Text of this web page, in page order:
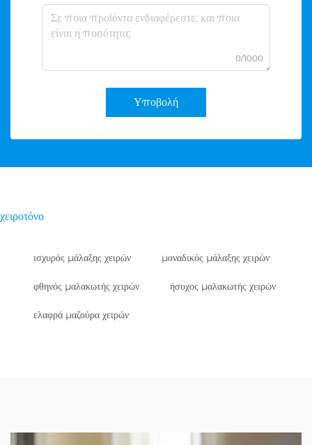
0/1000
Υποβολή
χειροτόνο
ισχυρός μάλαξης χειρών μοναδικός μάλαξης χειρών
φθηνός μαλακωτής χειρών ήσυχος μαλακωτής χειρών
ελαφρά μαζούρα χειρών